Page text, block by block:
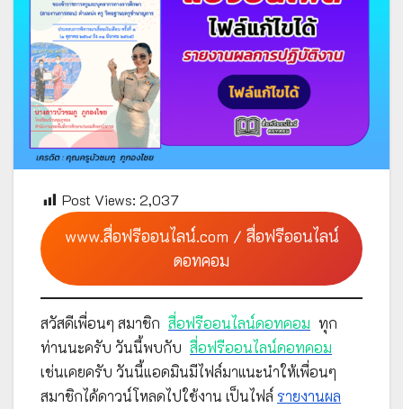
Post Views: 2,037
www.สื่อฟรีออนไลน์.com / สื่อฟรีออนไลน์
ดอทคอม
สวัสดีเพื่อนๆ สมาชิก สื่อฟรีออนไลน์ดอทคอม ทุก
ท่านนะครับ วันนี้พบกับ สื่อฟรีออนไลน์ดอทคอม
เช่นเคยครับ วันนี้แอดมินมีไฟล์มาแนะนำให้เพื่อนๆ
สมาชิกได้ดาวน์โหลดไปใช้งาน เป็นไฟล์ รายงานผล